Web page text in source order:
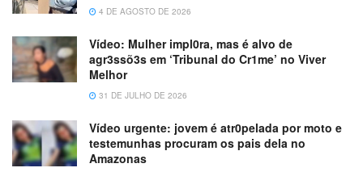
4 DE AGOSTO DE 2026
Vídeo: Mulher impl0ra, mas é alvo de
agr3ssõ3s em ‘Tribunal do Cr1me’ no Viver
Melhor
31 DE JULHO DE 2026
Vídeo urgente: jovem é atr0pelada por moto e
testemunhas procuram os pais dela no
Amazonas